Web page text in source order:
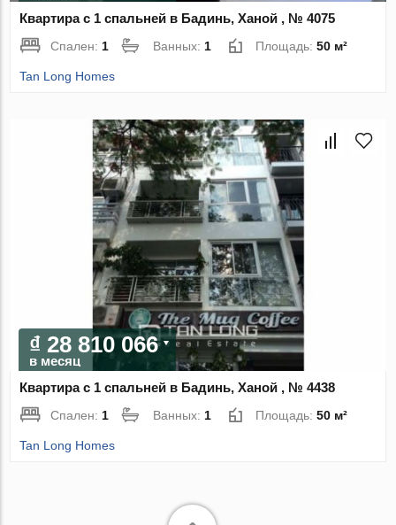
Квартира с 1 спальней в Бадинь, Ханой , № 4075
Спален: 1 Ванных: 1 Площадь:50 м²
Tan Long Homes
₫ 28 810 066
в месяц
Квартира с 1 спальней в Бадинь, Ханой , № 4438
Спален: 1 Ванных: 1 Площадь:50 м²
Tan Long Homes